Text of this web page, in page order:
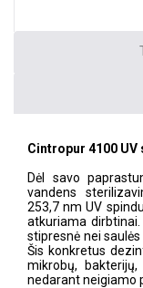
Cintropur 4100
Dėl savo
vandens
253,7 nm UV
atkuriama
stipresnė nei
Šis konkretus
mikrobų,
nedarant neigiamo